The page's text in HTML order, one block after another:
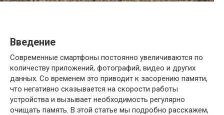
Введение
Современные смартфоны постоянно увеличиваются по
количеству приложений, фотографий, видео и других
данных. Со временем это приводит к засорению памяти,
что негативно сказывается на скорости работы
устройства и вызывает необходимость регулярно
очищать память. В этой статье мы подробно расскажем,